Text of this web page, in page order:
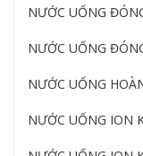
NƯỚC UỐNG
NƯỚC UỐNG
NƯỚC UỐNG
NƯỚC UỐNG ION